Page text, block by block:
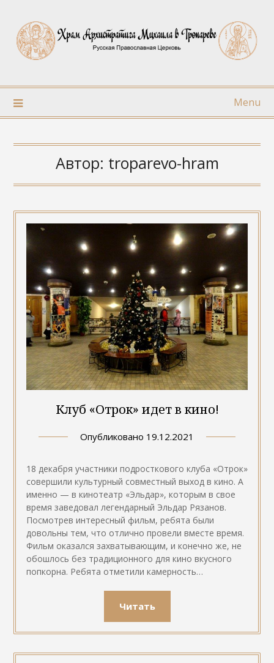
content
Menu
Автор: troparevo-hram
Клуб «Отрок» идет в кино!
Опубликовано 19.12.2021
18 декабря участники подросткового клуба «Отрок»
совершили культурный совместный выход в кино. А
именно — в кинотеатр «Эльдар», которым в свое
время заведовал легендарный Эльдар Рязанов.
Посмотрев интересный фильм, ребята были
довольны тем, что отлично провели вместе время.
Фильм оказался захватывающим, и конечно же, не
обошлось без традиционного для кино вкусного
попкорна. Ребята отметили камерность…
Читать